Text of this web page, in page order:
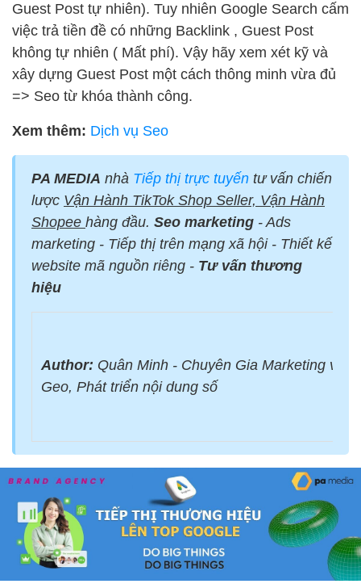
Guest Post tự nhiên). Tuy nhiên Google Search cấm
việc trả tiền đề có những Backlink , Guest Post
không tự nhiên ( Mất phí). Vậy hãy xem xét kỹ và
xây dựng Guest Post một cách thông minh vừa đủ
=> Seo từ khóa thành công.
Xem thêm: Dịch vụ Seo
PA MEDIA nhà Tiếp thị trực tuyến tư vấn chiến
lược Vận Hành TikTok Shop Seller, Vận Hành
Shopee hàng đầu. Seo marketing - Ads
marketing - Tiếp thị trên mạng xã hội - Thiết kế
website mã nguồn riêng - Tư vấn thương
hiệu
Author: Quân Minh - Chuyên Gia Marketing với
Geo, Phát triển nội dung số